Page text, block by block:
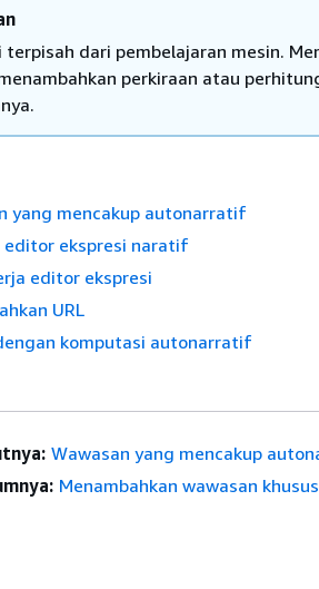
terpisah dari pembelajaran mesin.
perkiraan atau
yang mencakup autonarratif
editor ekspresi naratif
editor ekspresi
URL
komputasi autonarratif
Wawasan yang mencakup
Menambahkan wawasan